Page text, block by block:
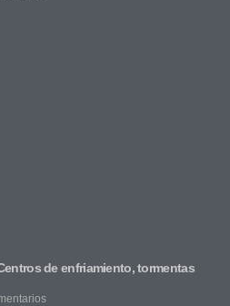
de enfriamiento, tormentas